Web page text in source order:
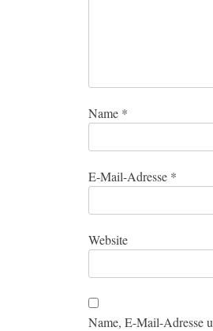
Name *
E-Mail-Adresse *
Website
Name, E-Mail-Adresse